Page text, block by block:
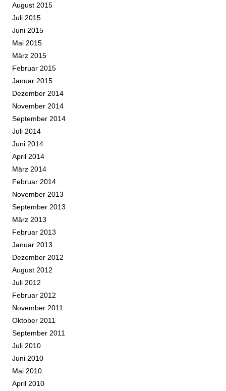
August 2015
Juli 2015
Juni 2015
Mai 2015
März 2015
Februar 2015
Januar 2015
Dezember 2014
November 2014
September 2014
Juli 2014
Juni 2014
April 2014
März 2014
Februar 2014
November 2013
September 2013
März 2013
Februar 2013
Januar 2013
Dezember 2012
August 2012
Juli 2012
Februar 2012
November 2011
Oktober 2011
September 2011
Juli 2010
Juni 2010
Mai 2010
April 2010